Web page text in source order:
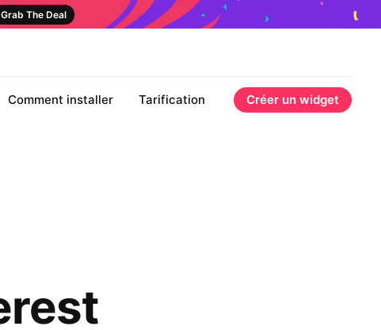
Grab The Deal
Comment installer Tarification Créer un widget